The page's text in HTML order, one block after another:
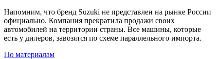
Напомним, что бренд Suzuki не представлен на рынке России
официально. Компания прекратила продажи своих
автомобилей на территории страны. Все машины, которые
есть у дилеров, завозятся по схеме параллельного импорта.
По материалам